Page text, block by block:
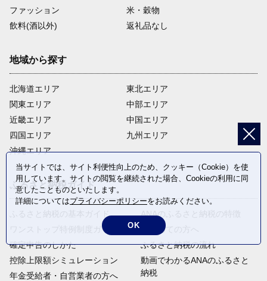
ファッション
米・穀物
飲料(酒以外)
返礼品なし
地域から探す
北海道エリア
関東エリア
近畿エリア
四国エリア
沖縄エリア
東北エリア
中部エリア
中国エリア
九州エリア
ふるさと納税ガイド
ふるさと納税の基本ガイド
ワンストップ特例制度ガイド
確定申告のしかた
控除上限額シミュレーション
年金受給者・自営業者の方へ
ANAのふるさと納税の特徴
はじめての方へ
ふるさと納税の流れ
動画でわかるANAのふるさと
納税
当サイトでは、サイト利便性向上のため、クッキー（Cookie）を使
用しています。サイトの閲覧を継続された場合、Cookieの利用に同
意したことものといたします。
詳細についてはプライバシーポリシーをお読みください。
OK